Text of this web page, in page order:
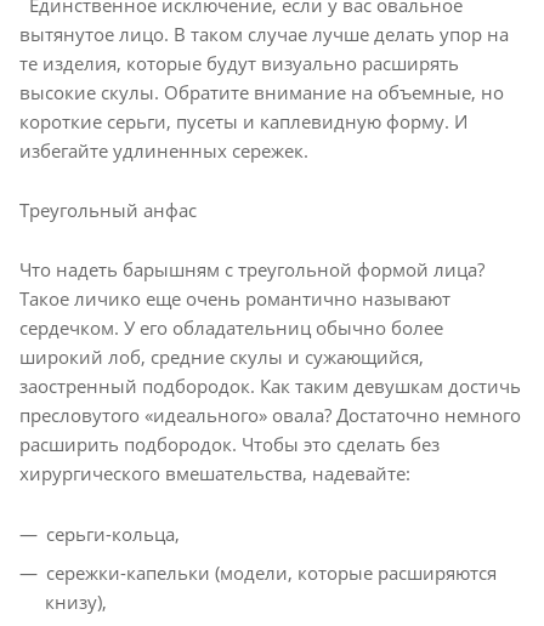
вытянутое лицо. В таком случае лучше делать упор на
те изделия, которые будут визуально расширять
высокие скулы. Обратите внимание на объемные, но
короткие серьги, пусеты и каплевидную форму. И
избегайте удлиненных сережек.
Треугольный анфас
Что надеть барышням с треугольной формой лица?
Такое личико еще очень романтично называют
сердечком. У его обладательниц обычно более
широкий лоб, средние скулы и сужающийся,
заостренный подбородок. Как таким девушкам достичь
пресловутого «идеального» овала? Достаточно немного
расширить подбородок. Чтобы это сделать без
хирургического вмешательства, надевайте:
серьги-кольца,
сережки-капельки (модели, которые расширяются
книзу),